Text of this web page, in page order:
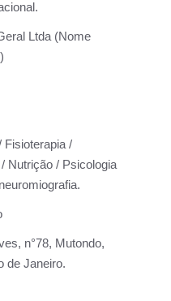
Ltda (Nome
Fisioterapia /
Nutrição / Psicologia
n°78, Mutondo,
de Janeiro.